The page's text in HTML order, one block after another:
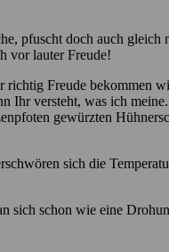
pfuscht doch auch gleich
vor lauter Freude!
Freude bekommen
Ihr versteht, was ich
gewürzten
sich die
sich schon wie eine